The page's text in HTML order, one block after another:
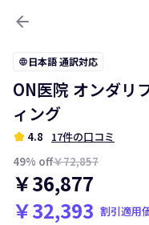
arrow_back
language 日本語 通訳対応
ON医院 オンダリ
ィング
kid_star 4.8
17件の口コミ
49% off￥72,857
￥36,877
￥32,393 割引適用